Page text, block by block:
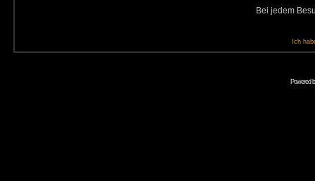
Bei jedem
Ich
Powered